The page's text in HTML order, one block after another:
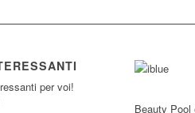
per voi!
Beauty